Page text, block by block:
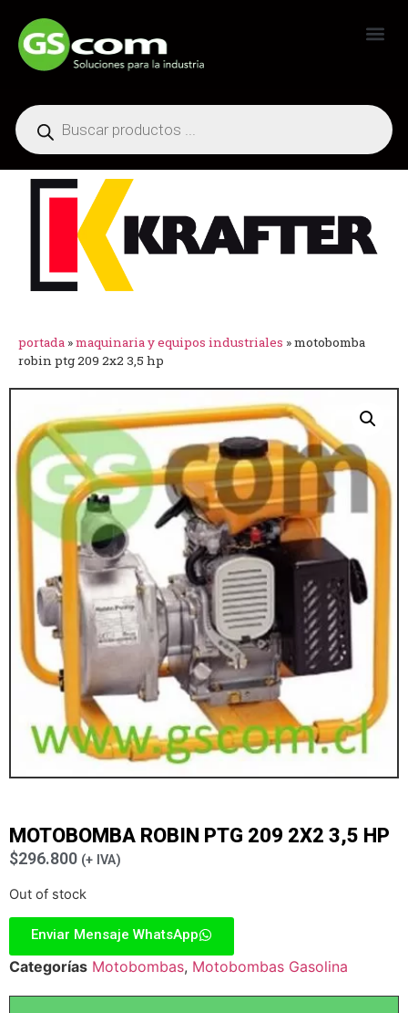
portada »maquinaria y equipos industriales »motobomba
robin ptg 209 2x2 3,5 hp
MOTOBOMBA ROBIN PTG 209 2X2 3,5 HP
$296.800 (+ IVA)
Out of stock
Enviar Mensaje WhatsApp
Categorías Motobombas, Motobombas Gasolina